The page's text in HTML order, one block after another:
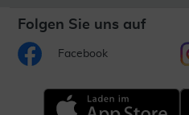
Folgen Sie uns auf
Facebook